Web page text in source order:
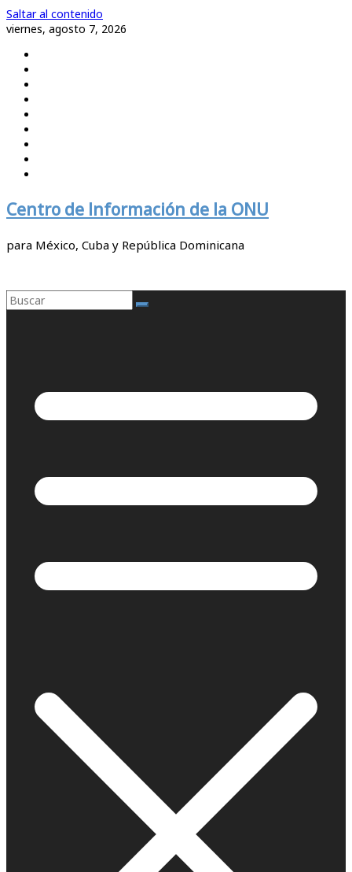
Saltar al contenido
viernes, agosto 7, 2026
Centro de Información de la ONU
para México, Cuba y República Dominicana